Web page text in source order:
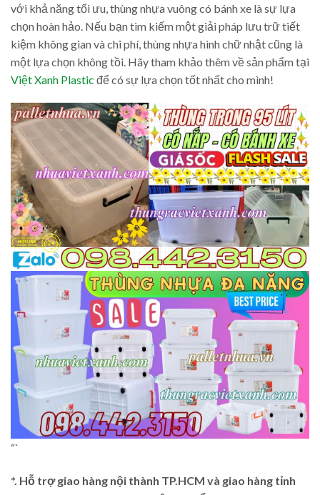
với khả năng tối ưu, thùng nhựa vuông có bánh xe là sự lựa
chọn hoàn hảo. Nếu bạn tìm kiếm một giải pháp lưu trữ tiết
kiệm không gian và chi phí, thùng nhựa hình chữ nhật cũng là
một lựa chọn không tồi. Hãy tham khảo thêm về sản phẩm tại
Việt Xanh Plastic để có sự lựa chọn tốt nhất cho mình!
“`
*. Hỗ trợ giao hàng nội thành TP.HCM và giao hàng tỉnh